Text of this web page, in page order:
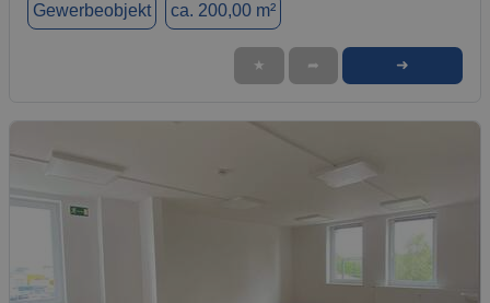
Gewerbeobjekt ca. 200,00 m²
★ ➦ ➜